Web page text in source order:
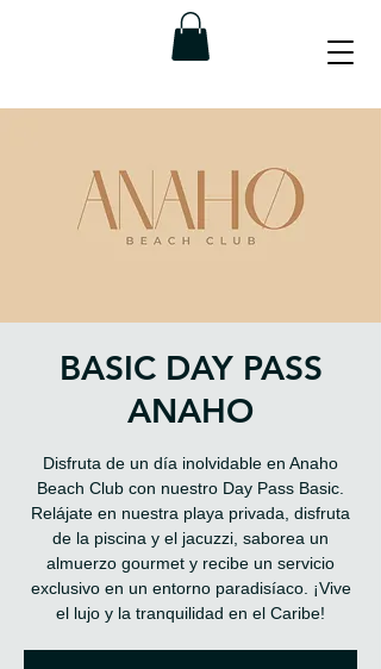
BASIC DAY PASS
ANAHO
Disfruta de un día inolvidable en Anaho
Beach Club con nuestro Day Pass Basic.
Relájate en nuestra playa privada, disfruta
de la piscina y el jacuzzi, saborea un
almuerzo gourmet y recibe un servicio
exclusivo en un entorno paradisíaco. ¡Vive
el lujo y la tranquilidad en el Caribe!